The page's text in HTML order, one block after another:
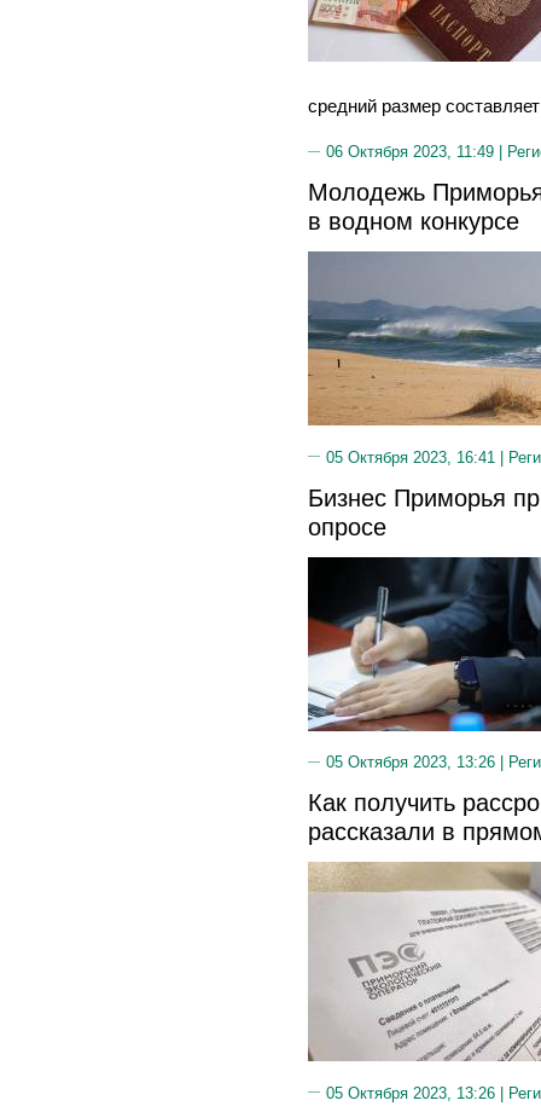
средний размер
06 Октября 2023, 11:49 |
Молодежь
в водном конкурсе
05 Октября 2023, 16:41 |
Бизнес Приморья
опросе
05 Октября 2023, 13:26 |
Как получить
рассказали в
05 Октября 2023, 13:26 |